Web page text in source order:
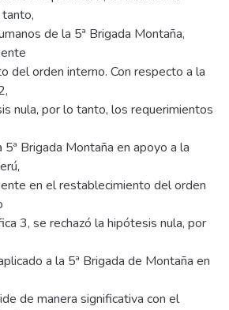
de la 5ª Brigada Montaña,
del orden interno. Con respecto a la
nula, por lo tanto, los requerimientos
Brigada Montaña en apoyo a la
en el restablecimiento del orden
3, se rechazó la hipótesis nula, por
a la 5ª Brigada de Montaña en
de manera significativa con el